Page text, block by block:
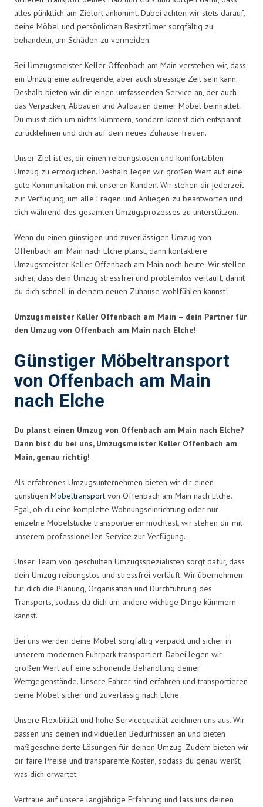
alles pünktlich am Zielort ankommt. Dabei achten wir stets darauf,
deine Möbel und persönlichen Besitztümer sorgfältig zu
behandeln, um Schäden zu vermeiden.
Bei Umzugsmeister Keller Offenbach am Main verstehen wir, dass
ein Umzug eine aufregende, aber auch stressige Zeit sein kann.
Deshalb bieten wir dir einen umfassenden Service an, der auch
das Verpacken, Abbauen und Aufbauen deiner Möbel beinhaltet.
Du musst dich um nichts kümmern, sondern kannst dich entspannt
zurücklehnen und dich auf dein neues Zuhause freuen.
Unser Ziel ist es, dir einen reibungslosen und komfortablen
Umzug zu ermöglichen. Deshalb legen wir großen Wert auf eine
gute Kommunikation mit unseren Kunden. Wir stehen dir jederzeit
zur Verfügung, um alle Fragen und Anliegen zu beantworten und
dich während des gesamten Umzugsprozesses zu unterstützen.
Wenn du einen günstigen und zuverlässigen Umzug von
Offenbach am Main nach Elche planst, dann kontaktiere
Umzugsmeister Keller Offenbach am Main noch heute. Wir stellen
sicher, dass dein Umzug stressfrei und problemlos verläuft, damit
du dich schnell in deinem neuen Zuhause wohlfühlen kannst!
Umzugsmeister Keller Offenbach am Main – dein Partner für
den Umzug von Offenbach am Main nach Elche!
Günstiger Möbeltransport
von Offenbach am Main
nach Elche
Du planst einen Umzug von Offenbach am Main nach Elche?
Dann bist du bei uns, Umzugsmeister Keller Offenbach am
Main, genau richtig!
Als erfahrenes Umzugsunternehmen bieten wir dir einen
günstigen Möbeltransport von Offenbach am Main nach Elche.
Egal, ob du eine komplette Wohnungseinrichtung oder nur
einzelne Möbelstücke transportieren möchtest, wir stehen dir mit
unserem professionellen Service zur Verfügung.
Unser Team von geschulten Umzugsspezialisten sorgt dafür, dass
dein Umzug reibungslos und stressfrei verläuft. Wir übernehmen
für dich die Planung, Organisation und Durchführung des
Transports, sodass du dich um andere wichtige Dinge kümmern
kannst.
Bei uns werden deine Möbel sorgfältig verpackt und sicher in
unserem modernen Fuhrpark transportiert. Dabei legen wir
großen Wert auf eine schonende Behandlung deiner
Wertgegenstände. Unsere Fahrer sind erfahren und transportieren
deine Möbel sicher und zuverlässig nach Elche.
Unsere Flexibilität und hohe Servicequalität zeichnen uns aus. Wir
passen uns deinen individuellen Bedürfnissen an und bieten
maßgeschneiderte Lösungen für deinen Umzug. Zudem bieten wir
dir faire Preise und transparente Kosten, sodass du genau weißt,
was dich erwartet.
Vertraue auf unsere langjährige Erfahrung und lass uns deinen